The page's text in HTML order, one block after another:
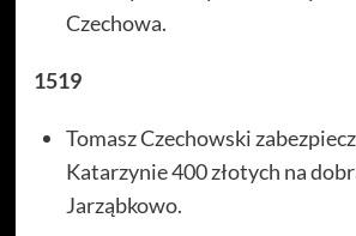
Czechowa.
1519
Tomasz Czechowski
Katarzynie 400 złotych na
Jarząbkowo.